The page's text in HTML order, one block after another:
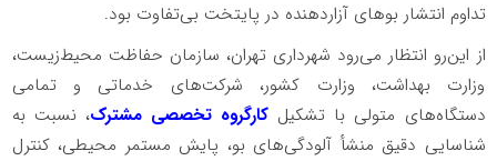
تداوم انتشار بوهای آزاردهنده در پایتخت بی‌تفاوت بود.
از این‌رو انتظار می‌رود شهرداری تهران، سازمان حفاظت محیط‌زیست،
وزارت بهداشت، وزارت کشور، شرکت‌های خدماتی و تمامی
دستگاه‌های متولی با تشکیل کارگروه تخصصی مشترک، نسبت به
شناسایی دقیق منشأ آلودگی‌های بو، پایش مستمر محیطی، کنترل